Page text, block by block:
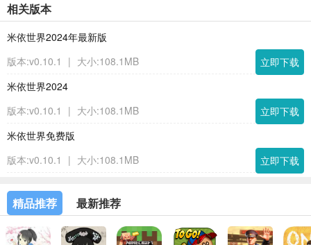
相关版本
米依世界2024年最新版
版本:v0.10.1
| 大小:108.1MB
立即下载
米依世界2024
版本:v0.10.1
| 大小:108.1MB
立即下载
米依世界免费版
版本:v0.10.1
| 大小:108.1MB 立即下载
精品推荐 最新推荐